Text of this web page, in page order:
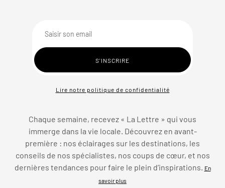
Lire notre politique de confidentialité
Chaque semaine, recevez « La Lettre » qui vous
immerge dans la vie locale. Découvrez en avant-
première : nos éclairages sur les destinations, les
conseils de nos spécialistes, nos coups de cœur, et nos
dernières tendances pour faire le plein d’inspirations. En
savoir plus